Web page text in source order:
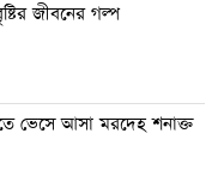
জীবনের গল্প
ভেসে আসা মরদেহ শনাক্ত